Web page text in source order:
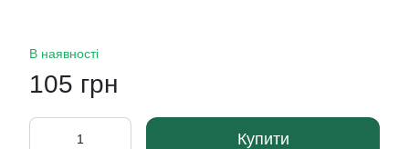
В наявності
105 грн
Купити